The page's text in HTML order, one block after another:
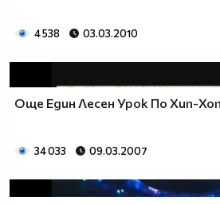
4 538 03.03.2010
Още Един Лесен Урок По Хип-Хоп
34 033 09.03.2007